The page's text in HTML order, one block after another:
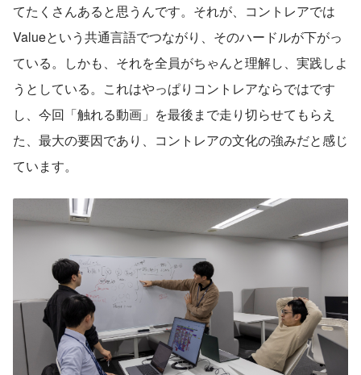
てたくさんあると思うんです。それが、コントレアでは
Valueという共通言語でつながり、そのハードルが下がっ
ている。しかも、それを全員がちゃんと理解し、実践しよ
うとしている。これはやっぱりコントレアならではです
し、今回「触れる動画」を最後まで走り切らせてもらえ
た、最大の要因であり、コントレアの文化の強みだと感じ
ています。